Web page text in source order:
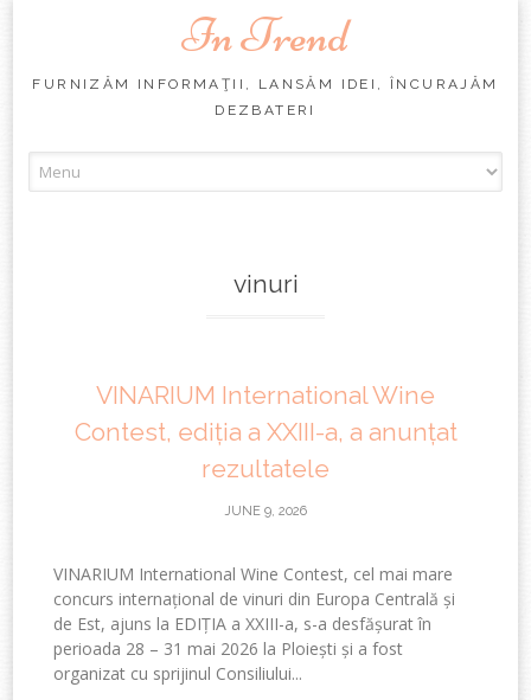
In Trend
FURNIZĂM INFORMAŢII, LANSĂM IDEI, ÎNCURAJĂM
DEZBATERI
to
vinuri
VINARIUM International Wine
Contest, ediția a XXIII-a, a anunțat
rezultatele
JUNE 9, 2026
VINARIUM International Wine Contest, cel mai mare
concurs internațional de vinuri din Europa Centrală și
de Est, ajuns la EDIȚIA a XXIII-a, s-a desfășurat în
perioada 28 – 31 mai 2026 la Ploiești și a fost
organizat cu sprijinul Consiliului...